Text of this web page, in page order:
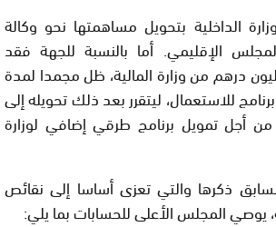
الداخلية بتحويل مساهمتها نحو وكالة
الإقليمي. أما بالنسبة للجهة فقد
بمبلغ 250 مليون درهم من وزارة المالية، ظل مجمدا لمدة
للاستعمال، ليتقرر بعد ذلك تحويله إلى
من أجل تمويل برنامج طرقي إضافي لوزارة
ذكرها والتي تعزى أساسا إلى نقائص
المجلس الأعلى للحسابات بما يلي: